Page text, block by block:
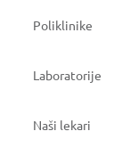
Poliklinike
Laboratorije
Naši lekari